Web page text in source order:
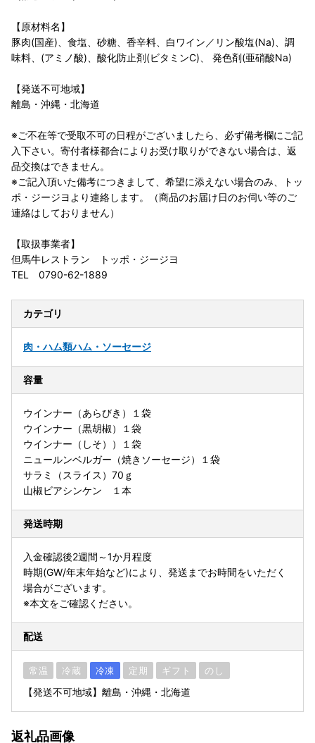
【原材料名】
豚肉(国産)、食塩、砂糖、香辛料、白ワイン／リン酸塩(Na)、調
味料、(アミノ酸)、酸化防止剤(ビタミンC)、 発色剤(亜硝酸Na)
【発送不可地域】
離島・沖縄・北海道
※ご不在等で受取不可の日程がございましたら、必ず備考欄にご記
入下さい。寄付者様都合によりお受け取りができない場合は、返
品交換はできません。
※ご記入頂いた備考につきまして、希望に添えない場合のみ、トッ
ポ・ジージヨより連絡します。（商品のお届け日のお伺い等のご
連絡はしておりません）
【取扱事業者】
但馬牛レストラン トッポ・ジージヨ
TEL 0790-62-1889
カテゴリ
肉・ハム類ハム・ソーセージ
容量
ウインナー（あらびき）１袋
ウインナー（黒胡椒）１袋
ウインナー（しそ））１袋
ニュールンベルガー（焼きソーセージ）１袋
サラミ（スライス）70ｇ
山椒ビアシンケン １本
発送時期
入金確認後2週間～1か月程度
時期(GW/年末年始など)により、発送までお時間をいただく
場合がございます。
※本文をご確認ください。
配送
常温 冷蔵 冷凍 定期 ギフト のし
【発送不可地域】離島・沖縄・北海道
返礼品画像